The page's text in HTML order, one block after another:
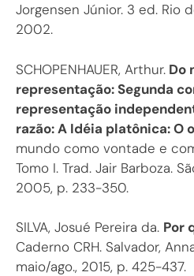
Jorgensen Júnior. 3 ed. Rio
2002.
SCHOPENHAUER, Arthur. Do
representação: Segunda
representação
razão: A Idéia platônica: O
mundo como vontade e
Tomo I. Trad. Jair Barboza.
2005, p. 233-350.
SILVA, Josué Pereira da. Por
Caderno CRH. Salvador,
maio/ago., 2015, p. 425-437.